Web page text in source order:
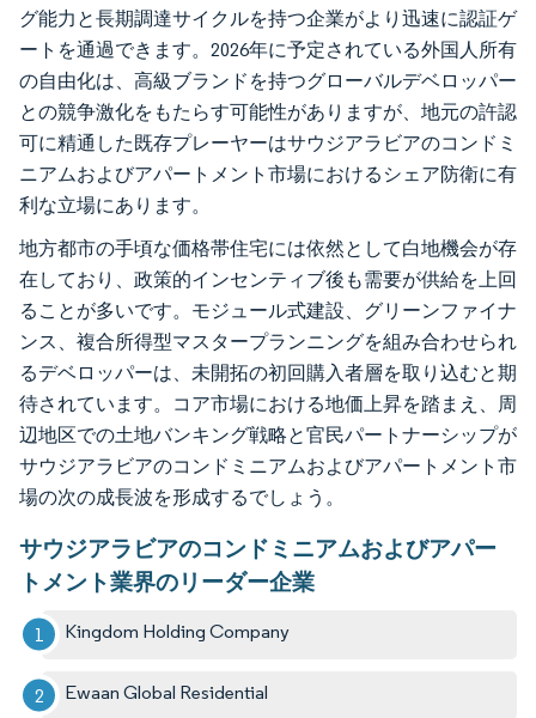
グ能力と長期調達サイクルを持つ企業がより迅速に認証ゲ
ートを通過できます。2026年に予定されている外国人所有
の自由化は、高級ブランドを持つグローバルデベロッパー
との競争激化をもたらす可能性がありますが、地元の許認
可に精通した既存プレーヤーはサウジアラビアのコンドミ
ニアムおよびアパートメント市場におけるシェア防衛に有
利な立場にあります。
地方都市の手頃な価格帯住宅には依然として白地機会が存
在しており、政策的インセンティブ後も需要が供給を上回
ることが多いです。モジュール式建設、グリーンファイナ
ンス、複合所得型マスタープランニングを組み合わせられ
るデベロッパーは、未開拓の初回購入者層を取り込むと期
待されています。コア市場における地価上昇を踏まえ、周
辺地区での土地バンキング戦略と官民パートナーシップが
サウジアラビアのコンドミニアムおよびアパートメント市
場の次の成長波を形成するでしょう。
サウジアラビアのコンドミニアムおよびアパー
トメント業界のリーダー企業
Kingdom Holding Company
Ewaan Global Residential